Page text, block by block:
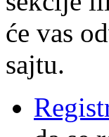
će vas
sajtu.